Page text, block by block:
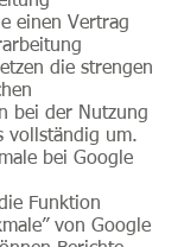
einen Vertrag
die strengen
bei der Nutzung
vollständig um.
bei Google
Funktion
von Google